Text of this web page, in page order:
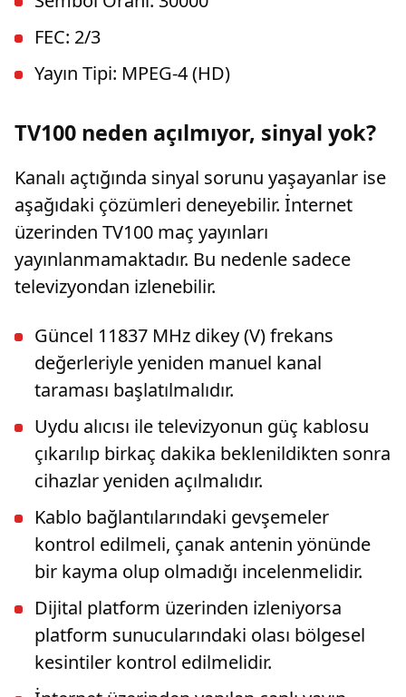
FEC: 2/3
Yayın Tipi: MPEG-4 (HD)
TV100 neden açılmıyor, sinyal yok?
Kanalı açtığında sinyal sorunu yaşayanlar ise
aşağıdaki çözümleri deneyebilir. İnternet
üzerinden TV100 maç yayınları
yayınlanmamaktadır. Bu nedenle sadece
televizyondan izlenebilir.
Güncel 11837 MHz dikey (V) frekans
değerleriyle yeniden manuel kanal
taraması başlatılmalıdır.
Uydu alıcısı ile televizyonun güç kablosu
çıkarılıp birkaç dakika beklenildikten sonra
cihazlar yeniden açılmalıdır.
Kablo bağlantılarındaki gevşemeler
kontrol edilmeli, çanak antenin yönünde
bir kayma olup olmadığı incelenmelidir.
Dijital platform üzerinden izleniyorsa
platform sunucularındaki olası bölgesel
kesintiler kontrol edilmelidir.